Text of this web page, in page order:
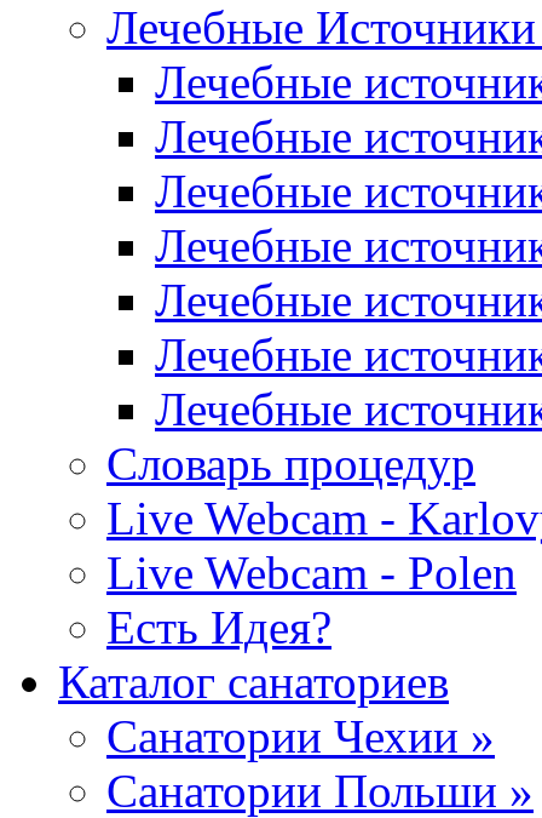
Лечебные
Лечебные
Лечебные
Лечебные
Лечебные
Лечебные
Лечебные
Лечебные
Словарь процедур
Live Webcam -
Live Webcam - Polen
Есть Идея?
Каталог санаториев
Санатории Чехии »
Санатории Польши »